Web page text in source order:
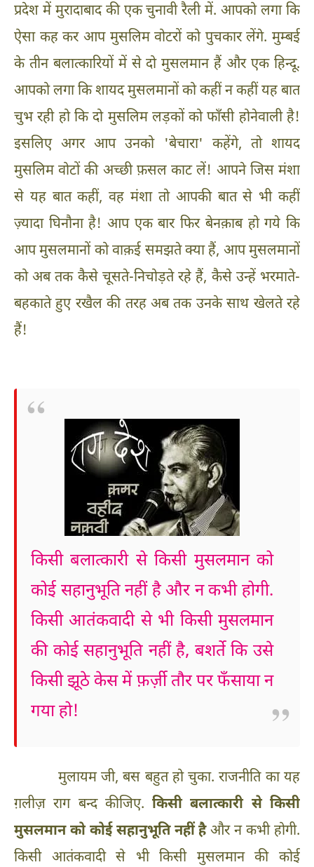
प्रदेश में मुरादाबाद की एक चुनावी रैली में. आपको लगा कि
ऐसा कह कर आप मुसलिम वोटरों को पुचकार लेंगे. मुम्बई
के तीन बलात्कारियों में से दो मुसलमान हैं और एक हिन्दू.
आपको लगा कि शायद मुसलमानों को कहीं न कहीं यह बात
चुभ रही हो कि दो मुसलिम लड़कों को फाँसी होनेवाली है!
इसलिए अगर आप उनको 'बेचारा' कहेंगे, तो शायद
मुसलिम वोटों की अच्छी फ़सल काट लें! आपने जिस मंशा
से यह बात कहीं, वह मंशा तो आपकी बात से भी कहीं
ज़्यादा घिनौना है! आप एक बार फिर बेनक़ाब हो गये कि
आप मुसलमानों को वाक़ई समझते क्या हैं, आप मुसलमानों
को अब तक कैसे चूसते-निचोड़ते रहे हैं, कैसे उन्हें भरमाते-
बहकाते हुए रखैल की तरह अब तक उनके साथ खेलते रहे
हैं!
किसी बलात्कारी से किसी मुसलमान को
कोई सहानुभूति नहीं है और न कभी होगी.
किसी आतंकवादी से भी किसी मुसलमान
की कोई सहानुभूति नहीं है, बशर्ते कि उसे
किसी झूठे केस में फ़र्ज़ी तौर पर फँसाया न
गया हो!
मुलायम जी, बस बहुत हो चुका. राजनीति का यह
ग़लीज़ राग बन्द कीजिए.किसी बलात्कारी से किसी
मुसलमान को कोई सहानुभूति नहीं हैऔर न कभी होगी.
किसी आतंकवादी से भी किसी मुसलमान की कोई